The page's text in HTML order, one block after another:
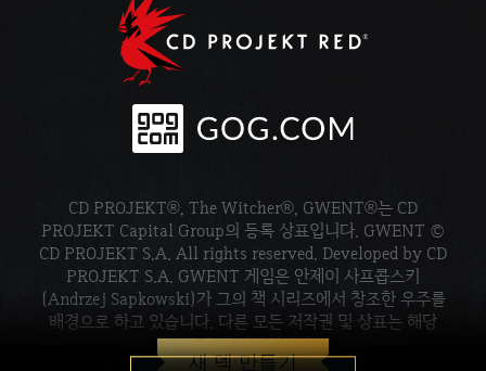
새 덱 만들기
CD PROJEKT®, The Witcher®, GWENT®는 CD
PROJEKT Capital Group의 등록 상표입니다. GWENT ©
CD PROJEKT S.A. All rights reserved. Developed by CD
PROJEKT S.A. GWENT 게임은 안제이 사프콥스키
(Andrzej Sapkowski)가 그의 책 시리즈에서 창조한 우주를
배경으로 하고 있습니다. 다른 모든 저작권 및 상표는 해당
소유주의 재산입니다.